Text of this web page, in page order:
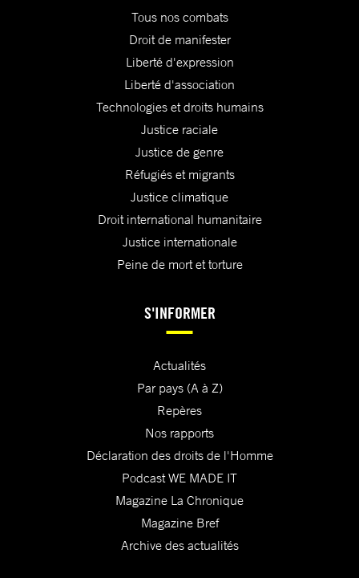
Tous nos combats
Droit de manifester
Liberté d'expression
Liberté d'association
Technologies et droits humains
Justice raciale
Justice de genre
Réfugiés et migrants
Justice climatique
Droit international humanitaire
Justice internationale
Peine de mort et torture
S'INFORMER
Actualités
Par pays (A à Z)
Repères
Nos rapports
Déclaration des droits de l'Homme
Podcast WE MADE IT
Magazine La Chronique
Magazine Bref
Archive des actualités